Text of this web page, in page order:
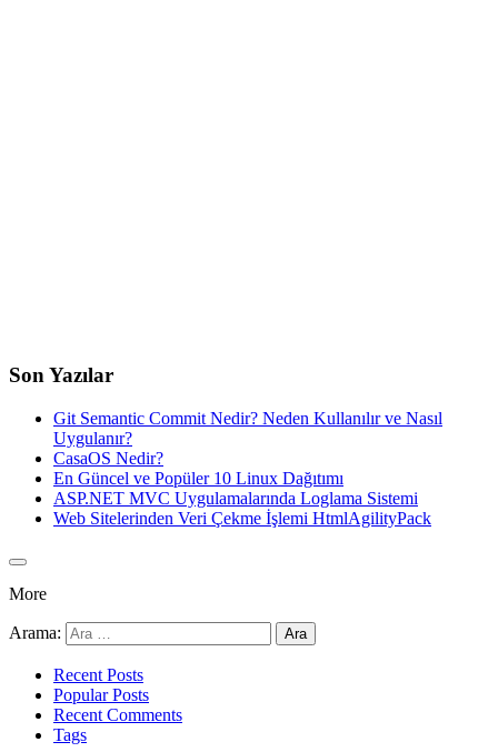
Son Yazılar
Git Semantic Commit Nedir? Neden Kullanılır ve Nasıl
Uygulanır?
CasaOS Nedir?
En Güncel ve Popüler 10 Linux Dağıtımı
ASP.NET MVC Uygulamalarında Loglama Sistemi
Web Sitelerinden Veri Çekme İşlemi HtmlAgilityPack
More
Arama:
Recent Posts
Popular Posts
Recent Comments
Tags